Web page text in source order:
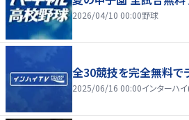
2026/04/10 00:00野球
全30競技を完全無料で
2025/06/16 00:00インターハ